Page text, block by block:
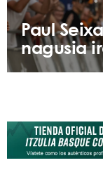
Paul
nagusia